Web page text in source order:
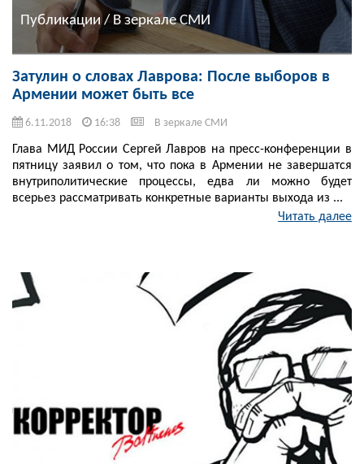
Публикации / В зеркале СМИ
Затулин о словах Лаврова: После выборов в
Армении может быть все
6.11.2018 16:38 В зеркале СМИ
Глава МИД России Сергей Лавров на пресс-конференции в
пятницу заявил о том, что пока в Армении не завершатся
внутриполитические процессы, едва ли можно будет
всерьез рассматривать конкретные варианты выхода из ...
Читать далее